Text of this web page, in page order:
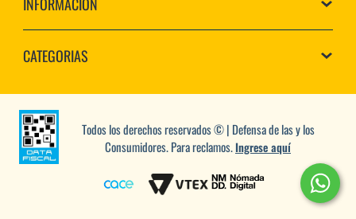
CATEGORIAS
Todos los derechos reservados © | Defensa de las y los
Consumidores. Para reclamos.Ingrese aquí